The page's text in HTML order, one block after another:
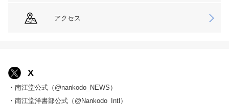
アクセス
X
・南江堂公式（@nankodo_NEWS）
・南江堂洋書部公式（@Nankodo_Intl）